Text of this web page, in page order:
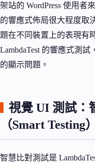
架站的 WordPress 使用者
的響應式佈局很大程度取
題在不同裝置上的表現有
LambdaTest 的響應式測
的顯示問題。
視覺 UI 測試：
（Smart Testing）
智慧比對測試是